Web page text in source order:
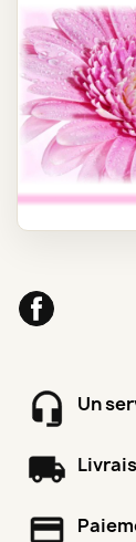
Facebook
Un